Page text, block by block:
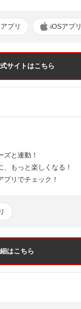
プリ iOSアプリ
サイトはこちら
と連動！
もっと楽しくなる！
リでチェック！
はこちら